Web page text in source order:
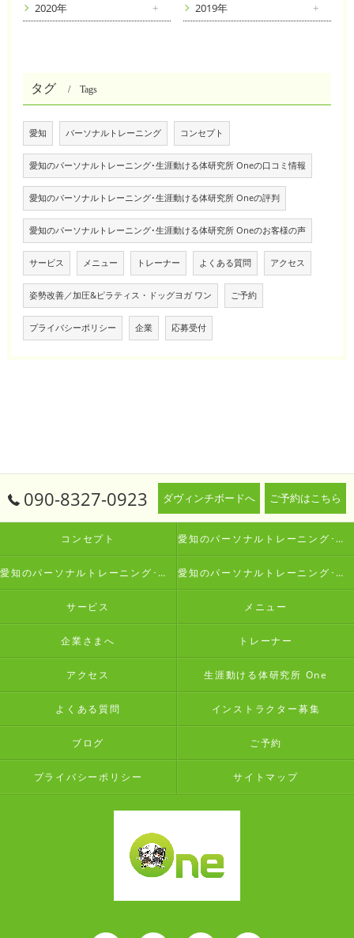
2020年 2019年
タグ Tags
愛知 パーソナルトレーニング コンセプト
愛知のパーソナルトレーニング･生涯動ける体研究所 Oneの口コミ情報
愛知のパーソナルトレーニング･生涯動ける体研究所 Oneの評判
愛知のパーソナルトレーニング･生涯動ける体研究所 Oneのお客様の声
サービス メニュー トレーナー よくある質問 アクセス
姿勢改善／加圧&ピラティス・ドッグヨガ ワン ご予約
プライバシーポリシー 企業 応募受付
090-8327-0923 ダヴィンチボードへ ご予約はこちら
コンセプト 愛知のパーソナルトレーニング･生涯動ける体研究所 Oneの口コミ情報
愛知のパーソナルトレーニング･生涯動ける体研究所 Oneの評判 愛知のパーソナルトレーニング･生涯動ける体研究所 Oneのお客様の声
サービス メニュー
企業さまへ トレーナー
アクセス 生涯動ける体研究所 One
よくある質問 インストラクター募集
ブログ ご予約
プライバシーポリシー サイトマップ